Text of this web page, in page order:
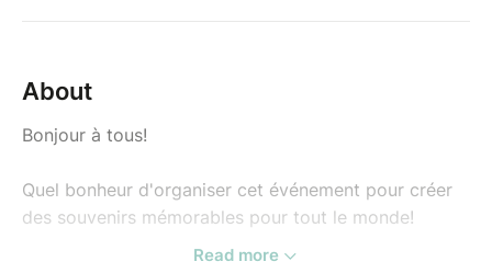
About
Bonjour à tous!
Quel bonheur d'organiser cet événement pour créer
des souvenirs mémorables pour tout le monde!
Read more